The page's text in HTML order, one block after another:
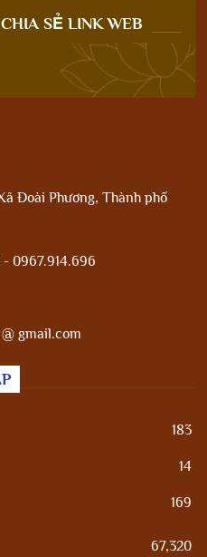
SẺ LINK WEB
Đoài Phương, Thành phố
- 0967.914.696
gmail.com
183
14
169
67,320